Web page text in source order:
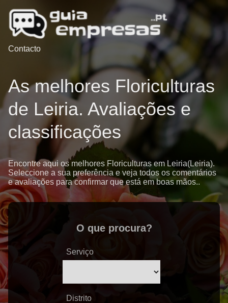
Contacto
As melhores Floriculturas
de Leiria. Avaliações e
classificações
Encontre aqui os melhores Floriculturas em Leiria(Leiria).
Seleccione a sua preferência e veja todos os comentários
e avaliações para confirmar que está em boas mãos..
O que procura?
Serviço
Distrito